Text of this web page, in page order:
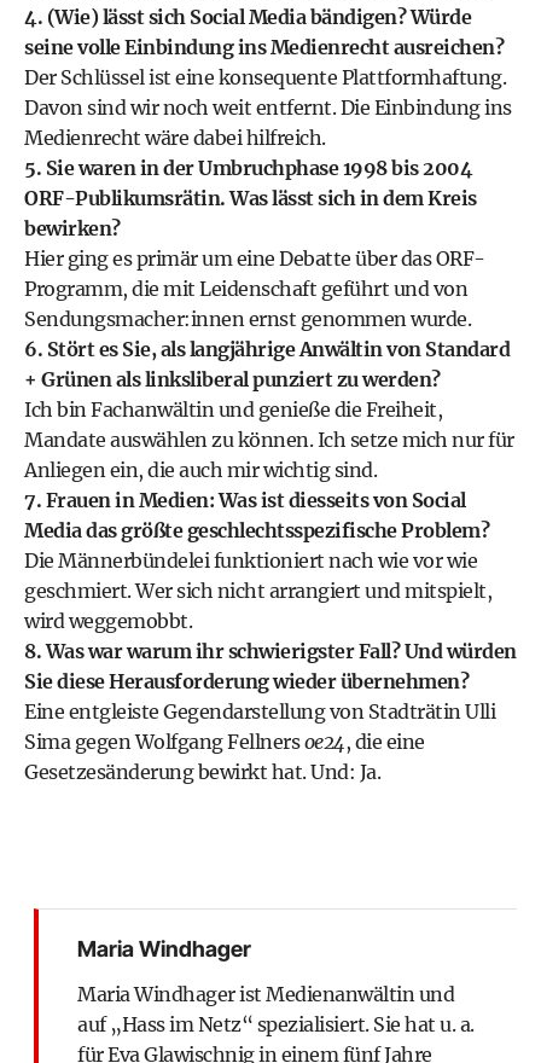
4. (Wie) lässt sich Social Media bändigen? Würde
seine volle Einbindung ins Medienrecht ausreichen?
Der Schlüssel ist eine konsequente Plattformhaftung.
Davon sind wir noch weit entfernt. Die Einbindung ins
Medienrecht wäre dabei hilfreich.
5. Sie waren in der Umbruchphase 1998 bis 2004
ORF-Publikumsrätin. Was lässt sich in dem Kreis
bewirken?
Hier ging es primär um eine Debatte über das ORF-
Programm, die mit Leidenschaft geführt und von
Sendungsmacher:innen ernst genommen wurde.
6. Stört es Sie, als langjährige Anwältin von Standard
+ Grünen als linksliberal punziert zu werden?
Ich bin Fachanwältin und genieße die Freiheit,
Mandate auswählen zu können. Ich setze mich nur für
Anliegen ein, die auch mir wichtig sind.
7. Frauen in Medien: Was ist diesseits von Social
Media das größte geschlechtsspezifische Problem?
Die Männerbündelei funktioniert nach wie vor wie
geschmiert. Wer sich nicht arrangiert und mitspielt,
wird weggemobbt.
8. Was war warum ihr schwierigster Fall? Und würden
Sie diese Herausforderung wieder übernehmen?
Eine entgleiste Gegendarstellung von Stadträtin Ulli
Sima gegen Wolfgang Fellnersoe24, die eine
Gesetzesänderung bewirkt hat. Und: Ja.
Maria Windhager
Maria Windhager ist Medienanwältin und
auf „Hass im Netz“ spezialisiert. Sie hat u. a.
für Eva Glawischnig in einem fünf Jahre